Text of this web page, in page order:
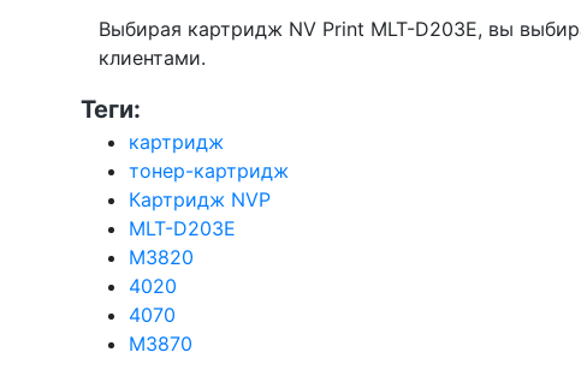
Выбирая картридж NV Print MLT-D203E, вы
клиентами.
Теги:
картридж
тонер-картридж
Картридж NVP
MLT-D203E
M3820
4020
4070
M3870